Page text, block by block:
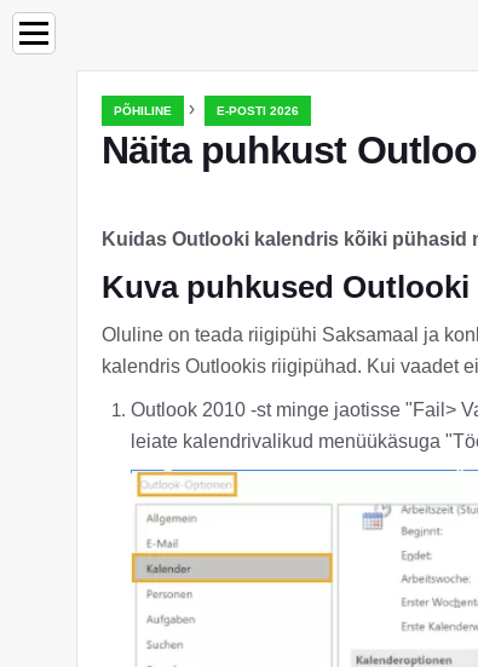
PÕHILINE › E-POSTI 2026
Näita puhkust
Kuidas Outlooki kalendris kõiki pühasid
Kuva puhkused
Oluline on teada riigipühi Saksamaal ja
kalendris Outlookis riigipühad. Kui vaadet
Outlook 2010 -st minge jaotisse "Fail>
leiate kalendrivalikud menüükäsuga